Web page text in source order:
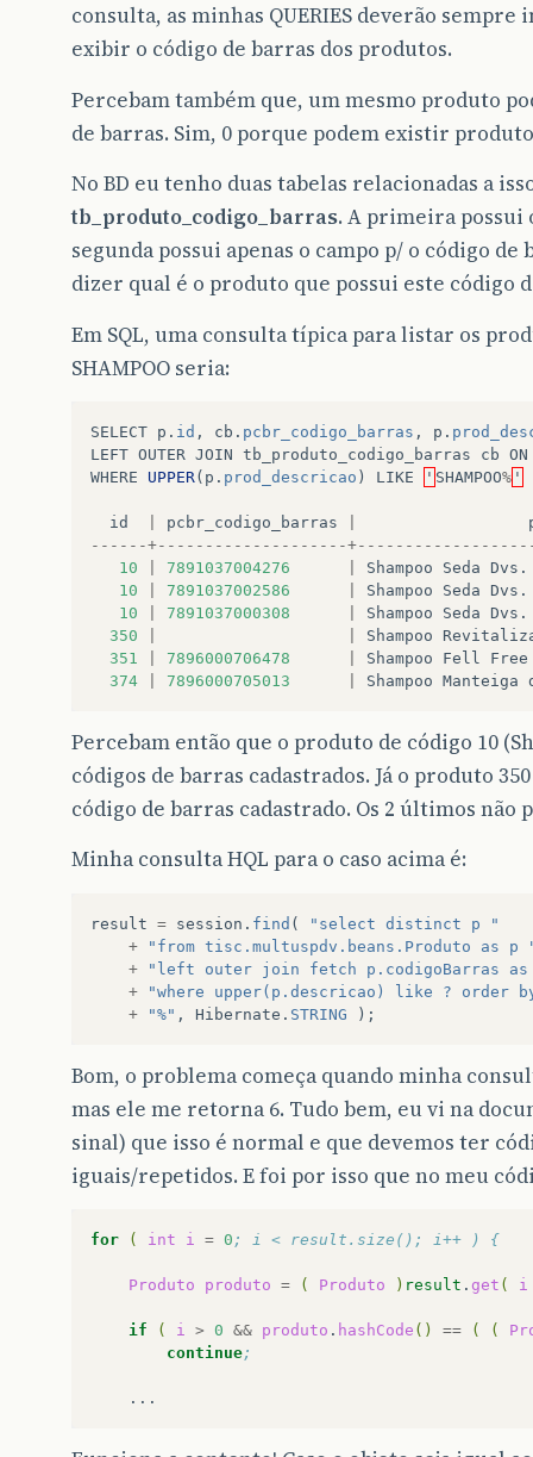
consulta, as minhas QUERIES deverão
exibir o código de barras dos produtos.
Percebam também que, um mesmo produto
de barras. Sim, 0 porque podem existir
No BD eu tenho duas tabelas relacionadas a
tb_produto_codigo_barras. A primeira possui
segunda possui apenas o campo p/ o código
dizer qual é o produto que possui este código
Em SQL, uma consulta típica para listar os
SHAMPOO seria:
SELECT p . id , cb . pcbr_codigo_barras , p .
LEFT OUTER JOIN tb_produto_codigo_barras cb ON
WHERE
UPPER( p . prod_descricao ) LIKE ' SHAMPOO% '
id pcbr_codigo_barras
------+--------------------
10
7891037004276 Shampoo Seda Dvs .
10
7891037002586 Shampoo Seda Dvs .
10
7891037000308 Shampoo Seda Dvs .
350
Shampoo
351
7896000706478 Shampoo Fell
Free
374
7896000705013 Shampoo Manteiga
Percebam então que o produto de código 10
códigos de barras cadastrados. Já o produto
código de barras cadastrado. Os 2 últimos não
Minha consulta HQL para o caso acima é:
result = session . find (
"select distinct p "
+
"from tisc.multuspdv.beans.Produto as p
+
"left outer join fetch p.codigoBarras
+
"where upper(p.descricao) like ? order
+
"%" , Hibernate . STRING );
Bom, o problema começa quando minha
mas ele me retorna 6. Tudo bem, eu vi na
sinal) que isso é normal e que devemos ter
iguais/repetidos. E foi por isso que no meu
for ( int i = 0 ; i < result.size(); i++ ) {
Produto produto = ( Produto ) result . get ( i
if ( i > 0 && produto . hashCode () == ( (
continue;